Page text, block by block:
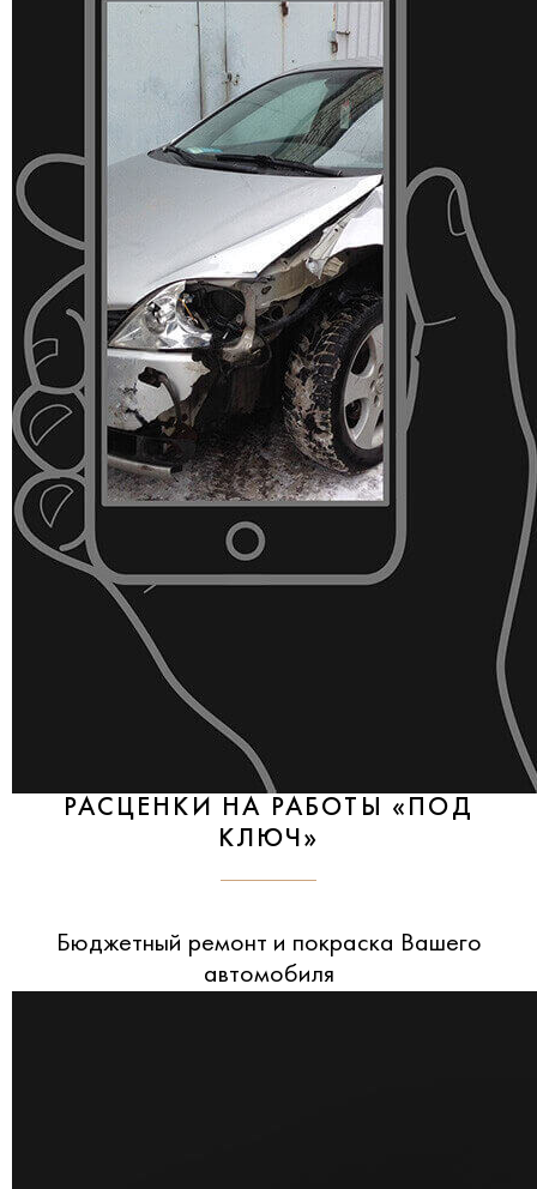
РАСЦЕНКИ НА РАБОТЫ «ПОД
КЛЮЧ»
Бюджетный ремонт и покраска Вашего
автомобиля